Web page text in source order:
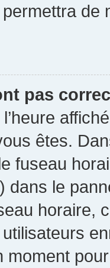
de
pas
êtes.
fuseau
dans le
horaire,
moment